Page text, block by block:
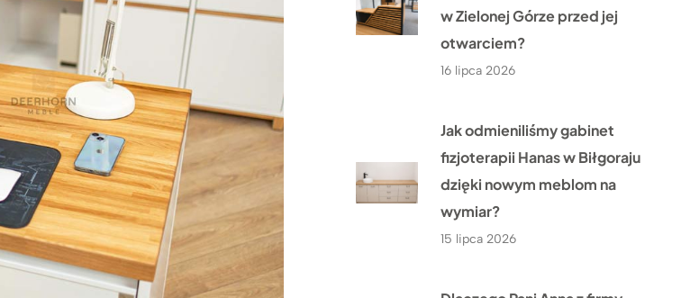
w Zielonej Górze przed jej
otwarciem?
16 lipca 2026
Jak odmieniliśmy gabinet
fizjoterapii Hanas w Biłgoraju
dzięki nowym meblom na
wymiar?
15 lipca 2026